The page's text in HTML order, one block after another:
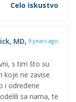
Celo iskustvo
MD, 9 years ago
s tim što su
koje ne zavise
i određene
sa nama, te